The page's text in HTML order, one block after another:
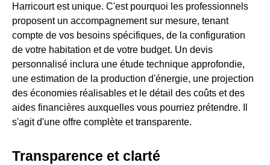
Harricourt est unique. C'est pourquoi les professionnels
proposent un accompagnement sur mesure, tenant
compte de vos besoins spécifiques, de la configuration
de votre habitation et de votre budget. Un devis
personnalisé inclura une étude technique approfondie,
une estimation de la production d'énergie, une projection
des économies réalisables et le détail des coûts et des
aides financières auxquelles vous pourriez prétendre. Il
s'agit d'une offre complète et transparente.
Transparence et clarté